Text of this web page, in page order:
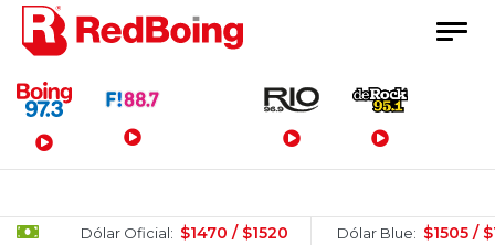
Menú Principal
Dólar Oficial: $1470 / $1520 Dólar Blue: $1505 / $1525